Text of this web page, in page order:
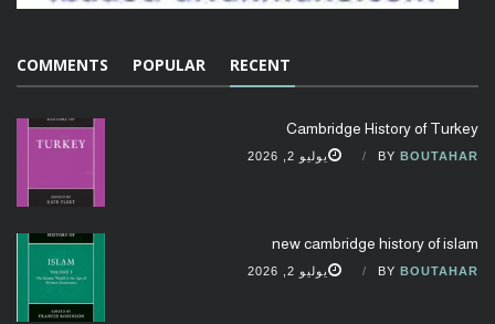
RECENT
POPULAR
COMMENTS
Cambridge History of Turkey
BY BOUTAHAR يوليو 2, 2026
new cambridge history of islam
BY BOUTAHAR يوليو 2, 2026